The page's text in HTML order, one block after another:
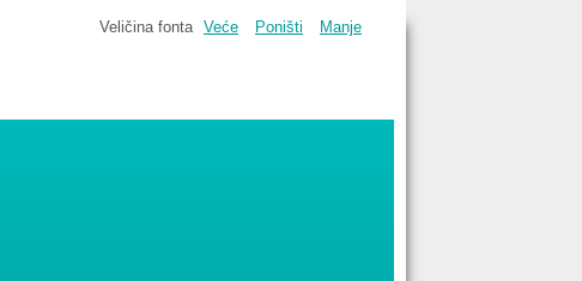
Veličina fonta Veće Poništi Manje